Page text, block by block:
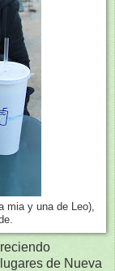
mia y una de Leo),
de Nueva